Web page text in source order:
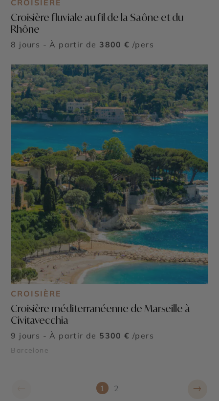
CROISIÈRE
Croisière fluviale au fil de la Saône et du
Rhône
8 jours - À partir de 3800 € /pers
CROISIÈRE
Croisière méditerranéenne de Marseille à
Civitavecchia
9 jours - À partir de 5300 € /pers
Barcelone
1 2 →